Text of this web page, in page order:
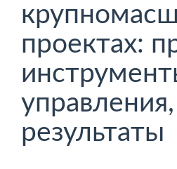
проектах:
управления,
результаты